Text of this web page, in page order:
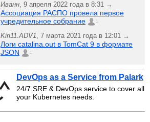
Иванн, 9 апреля 2022 года в 8:31 →
Ассоциация РАСПО провела первое
учредительное собрание
1
Kiri11.ADV1, 7 марта 2021 года в 12:01 →
Логи catalina.out в TomCat 9 в формате
JSON
1
DevOps as a Service from Palark
24/7 SRE & DevOps service to cover all
your Kubernetes needs.